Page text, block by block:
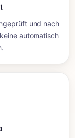
und nach
automatisch